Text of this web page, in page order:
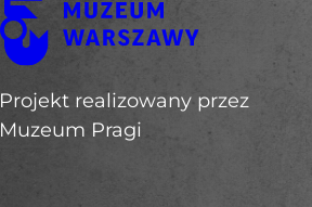
Projekt realizowany przez
Muzeum Pragi